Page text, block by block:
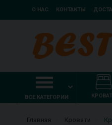
О НАС КОНТАКТЫ
ВСЕ КАТЕГОРИИ
Главная Кровати